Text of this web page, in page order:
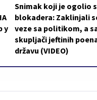
у
Snimak koji je ogolio
blokadera: Zaklinjali
veze sa politikom, a
skupljači jeftinih
državu (VIDEO)